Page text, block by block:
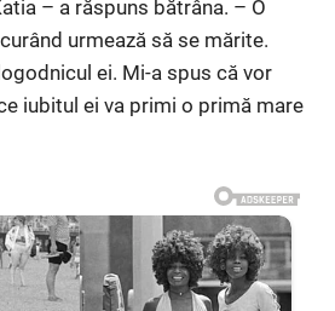
– a răspuns bătrâna. – O
urmează să se mărite.
ei. Mi-a spus că vor
iubitul ei va primi o primă mare